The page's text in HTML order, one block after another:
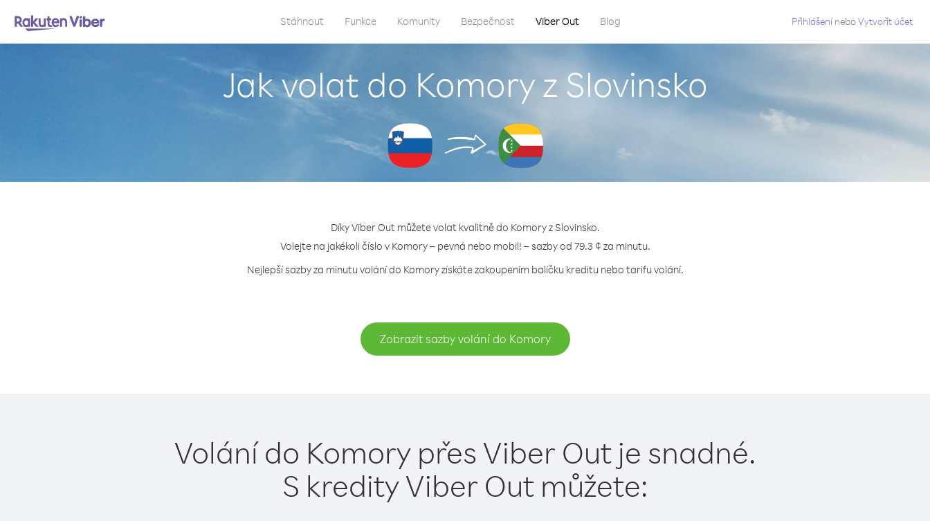
Stáhnout Funkce Komunity Bezpečnost Viber Out Blog Přihlášení neboVytvořit účet
Jak volat do Komory z Slovinsko
Díky Viber Out můžete volat kvalitně do Komory z Slovinsko.
Volejte na jakékoli číslo v Komory – pevná nebo mobil! – sazby od 79.3 ¢ za minutu.
Nejlepší sazby za minutu volání do Komory získáte zakoupením balíčku kreditu nebo tarifu volání.
Zobrazit sazby volání do Komory
Volání do Komory přes Viber Out je snadné.
S kredity Viber Out můžete: